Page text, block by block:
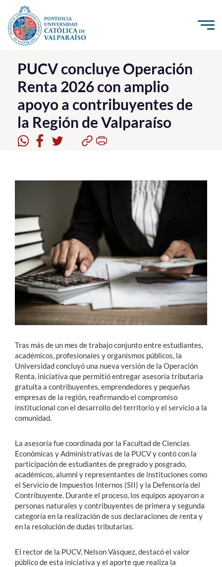
Click acá para ir directamente al contenido
La Universidad
Investigación, Creación e Innovación
PUCV Internacional
Vinculación con el Medio
Formación Continua
Estudiantes
Académicos
Funcionarios
Alumni
English
PUCV concluye Operación
Renta 2026 con amplio
apoyo a contribuyentes de
la Región de Valparaíso
Tras más de un mes de trabajo conjunto entre estudiantes,
académicos, profesionales y organismos públicos, la
Universidad concluyó una nueva versión de la Operación
Renta, iniciativa que permitió entregar asesoría tributaria
gratuita a contribuyentes, emprendedores y pequeñas
empresas de la región, reafirmando el compromiso
institucional con el desarrollo del territorio y el servicio a la
comunidad.
La asesoría fue coordinada por la Facultad de Ciencias
Económicas y Administrativas de la PUCV y contó con la
participación de estudiantes de pregrado y posgrado,
académicos, alumni y representantes de instituciones como
el Servicio de Impuestos Internos (SII) y la Defensoría del
Contribuyente. Durante el proceso, los equipos apoyaron a
personas naturales y contribuyentes de primera y segunda
categoría en la realización de sus declaraciones de renta y
en la resolución de dudas tributarias.
El rector de la PUCV, Nelson Vásquez, destacó el valor
público de esta iniciativa y el aporte que realiza la